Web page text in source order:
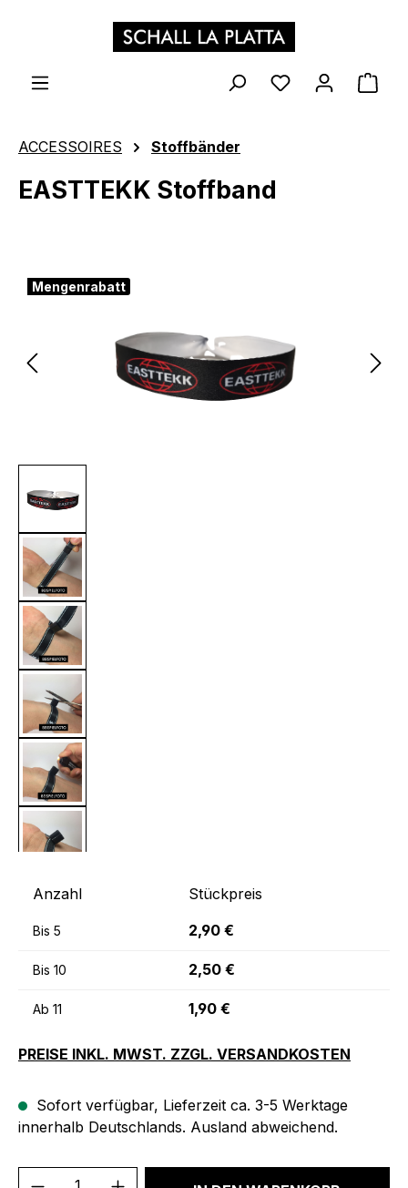
Zum Hauptinhalt springen
ACCESSOIRES Stoffbänder
EASTTEKK Stoffband
Mengenrabatt
Anzahl Stückpreis
Bis 5 2,90 €
Bis 10 2,50 €
Ab 11 1,90 €
PREISE INKL. MWST. ZZGL. VERSANDKOSTEN
Sofort verfügbar, Lieferzeit ca. 3-5 Werktage
innerhalb Deutschlands. Ausland abweichend.
Produkt Anzahl: Gib den